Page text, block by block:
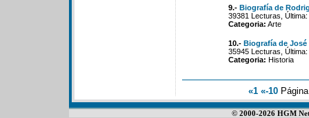
9.- Biografía de
39381 Lecturas,
Categoria: Arte
10.- Biografía de
35945 Lecturas,
Categoria: Historia
«1 «-10
© 2000-2026 HGM